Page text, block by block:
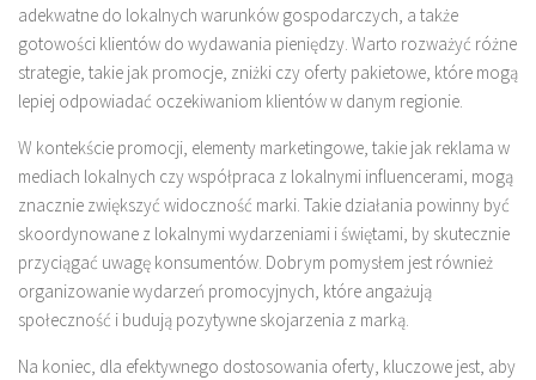
adekwatne do lokalnych warunków gospodarczych, a także
gotowości klientów do wydawania pieniędzy. Warto rozważyć różne
strategie, takie jak promocje, zniżki czy oferty pakietowe, które mogą
lepiej odpowiadać oczekiwaniom klientów w danym regionie.
W kontekście promocji, elementy marketingowe, takie jak reklama w
mediach lokalnych czy współpraca z lokalnymi influencerami, mogą
znacznie zwiększyć widoczność marki. Takie działania powinny być
skoordynowane z lokalnymi wydarzeniami i świętami, by skutecznie
przyciągać uwagę konsumentów. Dobrym pomysłem jest również
organizowanie wydarzeń promocyjnych, które angażują
społeczność i budują pozytywne skojarzenia z marką.
Na koniec, dla efektywnego dostosowania oferty, kluczowe jest, aby